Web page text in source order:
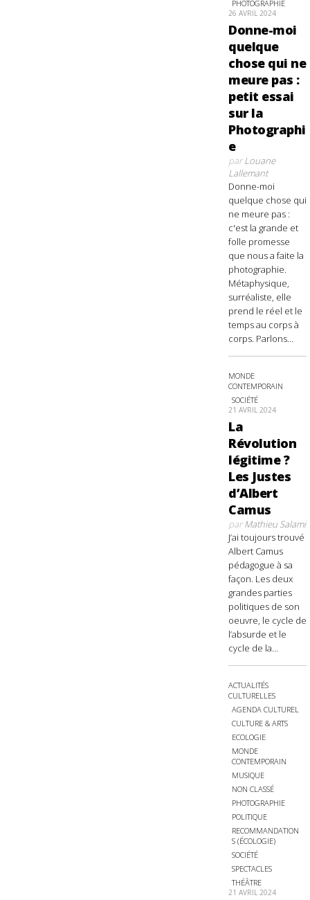
PHOTOGRAPHIE
26 AVRIL 2024
Donne-moi
quelque
chose qui ne
meure pas :
petit essai
sur la
Photographi
e
parLouane
Lallemant
Donne-moi
quelque chose qui
ne meure pas :
c'est la grande et
folle promesse
que nous a faite la
photographie.
Métaphysique,
surréaliste, elle
prend le réel et le
temps au corps à
corps. Parlons...
MONDE
CONTEMPORAIN
SOCIÉTÉ
21 AVRIL 2024
La
Révolution
légitime ?
Les Justes
d’Albert
Camus
parMathieu Salami
J’ai toujours trouvé
Albert Camus
pédagogue à sa
façon. Les deux
grandes parties
politiques de son
oeuvre, le cycle de
l’absurde et le
cycle de la...
ACTUALITÉS
CULTURELLES
AGENDA CULTUREL
CULTURE & ARTS
ECOLOGIE
MONDE
CONTEMPORAIN
MUSIQUE
NON CLASSÉ
PHOTOGRAPHIE
POLITIQUE
RECOMMANDATION
S (ÉCOLOGIE)
SOCIÉTÉ
SPECTACLES
THÉÂTRE
21 AVRIL 2024